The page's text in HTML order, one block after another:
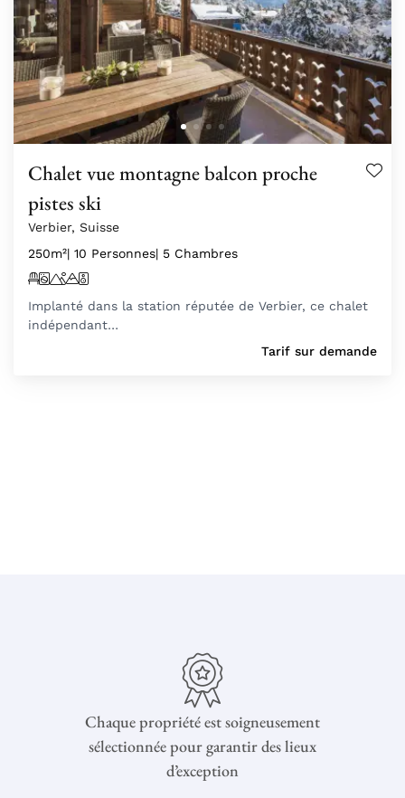
Chalet vue montagne balcon proche
pistes ski
Verbier, Suisse
250m²| 10 Personnes| 5 Chambres
Implanté dans la station réputée de Verbier, ce chalet
indépendant…
Tarif sur demande
Chaque propriété est soigneusement
sélectionnée pour garantir des lieux
d’exception